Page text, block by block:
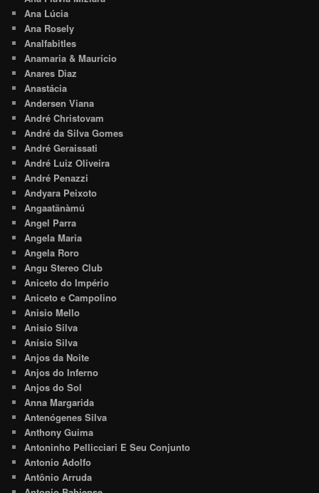
Ana Lúcia
Ana Rosely
Analfabitles
Anamaria & Maurício
Anares Diaz
Anastácia
Andersen Viana
André Christovam
André da Silva Gomes
André Geraissati
André Luiz Oliveira
André Penazzi
Andyara Peixoto
Angaatãnàmú
Angel Parra
Angela Maria
Angela Roro
Angu Stereo Club
Aniceto do Império
Aniceto e Campolino
Anisio Mello
Anisio Silva
Anísio Silva
Anjos da Noite
Anjos do Inferno
Anjos do Sol
Anna Margarida
Antenógenes Silva
Anthony Guima
Antoninho Pellicciari E Seu Conjunto
Antonio Adolfo
Antônio Arruda